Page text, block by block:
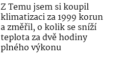
Z Temu jsem si koupil
klimatizaci za 1999 korun
a změřil, o kolik se sníží
teplota za dvě hodiny
plného výkonu